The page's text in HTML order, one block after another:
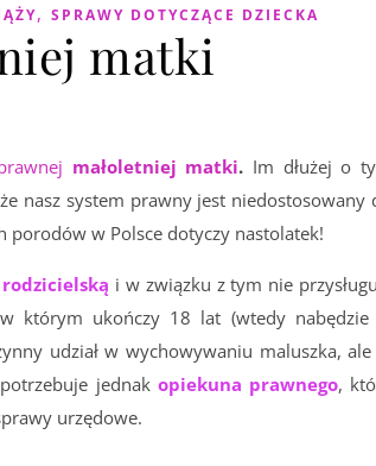
, SPRAWY DOTYCZĄCE DZIECKA
matki
małoletniej matki. Im dłużej o
nasz system prawny jest niedostosowany
porodów w Polsce dotyczy nastolatek!
rodzicielską i w związku z tym nie
którym ukończy 18 lat (wtedy nabędzie
udział w wychowywaniu maluszka,
jednakopiekuna prawnego,
urzędowe.